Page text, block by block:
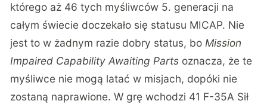
którego aż 46 tych myśliwców 5. generacji na
całym świecie doczekało się statusu MICAP. Nie
jest to w żadnym razie dobry status, bo Mission
Impaired Capability Awaiting Parts oznacza, że te
myśliwce nie mogą latać w misjach, dopóki nie
zostaną naprawione. W grę wchodzi 41 F-35A Sił